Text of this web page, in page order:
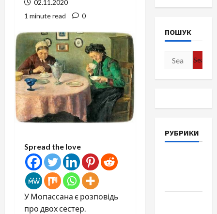
02.11.2020
1 minute read
0
Spread the love
У Мопассана є розповідь
про двох сестер.
ПОШУК
Search
for:
РУБРИКИ